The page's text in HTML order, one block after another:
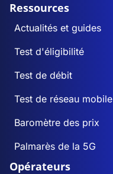
Ressources
Actualités et guides
Test d'éligibilité
Test de débit
Test de réseau mobile
Baromètre des prix
Palmarès de la 5G
Opérateurs